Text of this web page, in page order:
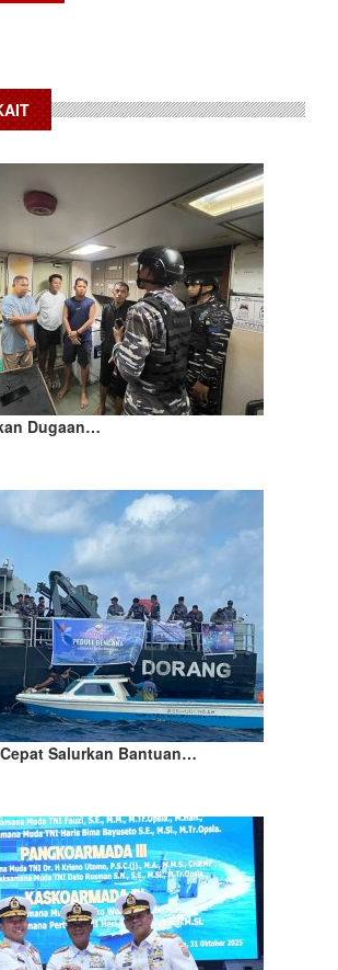
Dugaan…
Salurkan Bantuan…